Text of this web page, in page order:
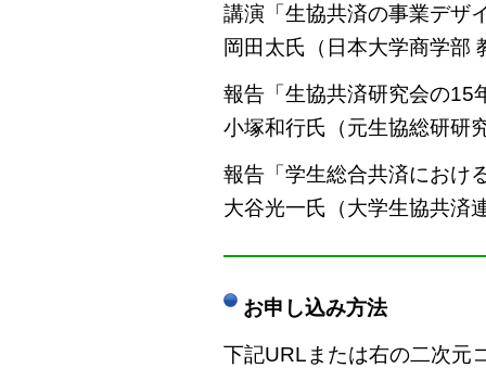
講演「生協共済の事業デザ
岡田太氏（日本大学商学部
報告「生協共済研究会の15
小塚和行氏（元生協総研研
報告「学生総合共済におけ
大谷光一氏（大学生協共済
お申し込み方法
下記URLまたは右の二次元